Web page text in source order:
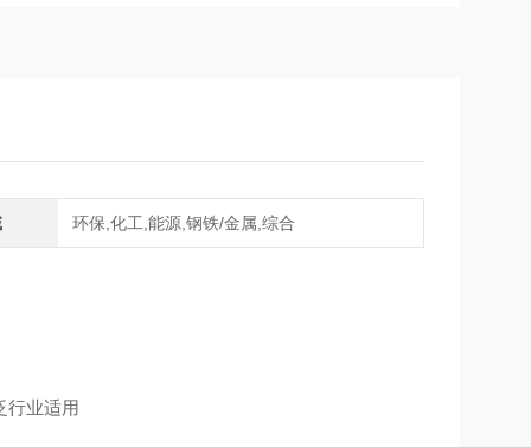
环保,化工,能源,钢铁/金属,综合